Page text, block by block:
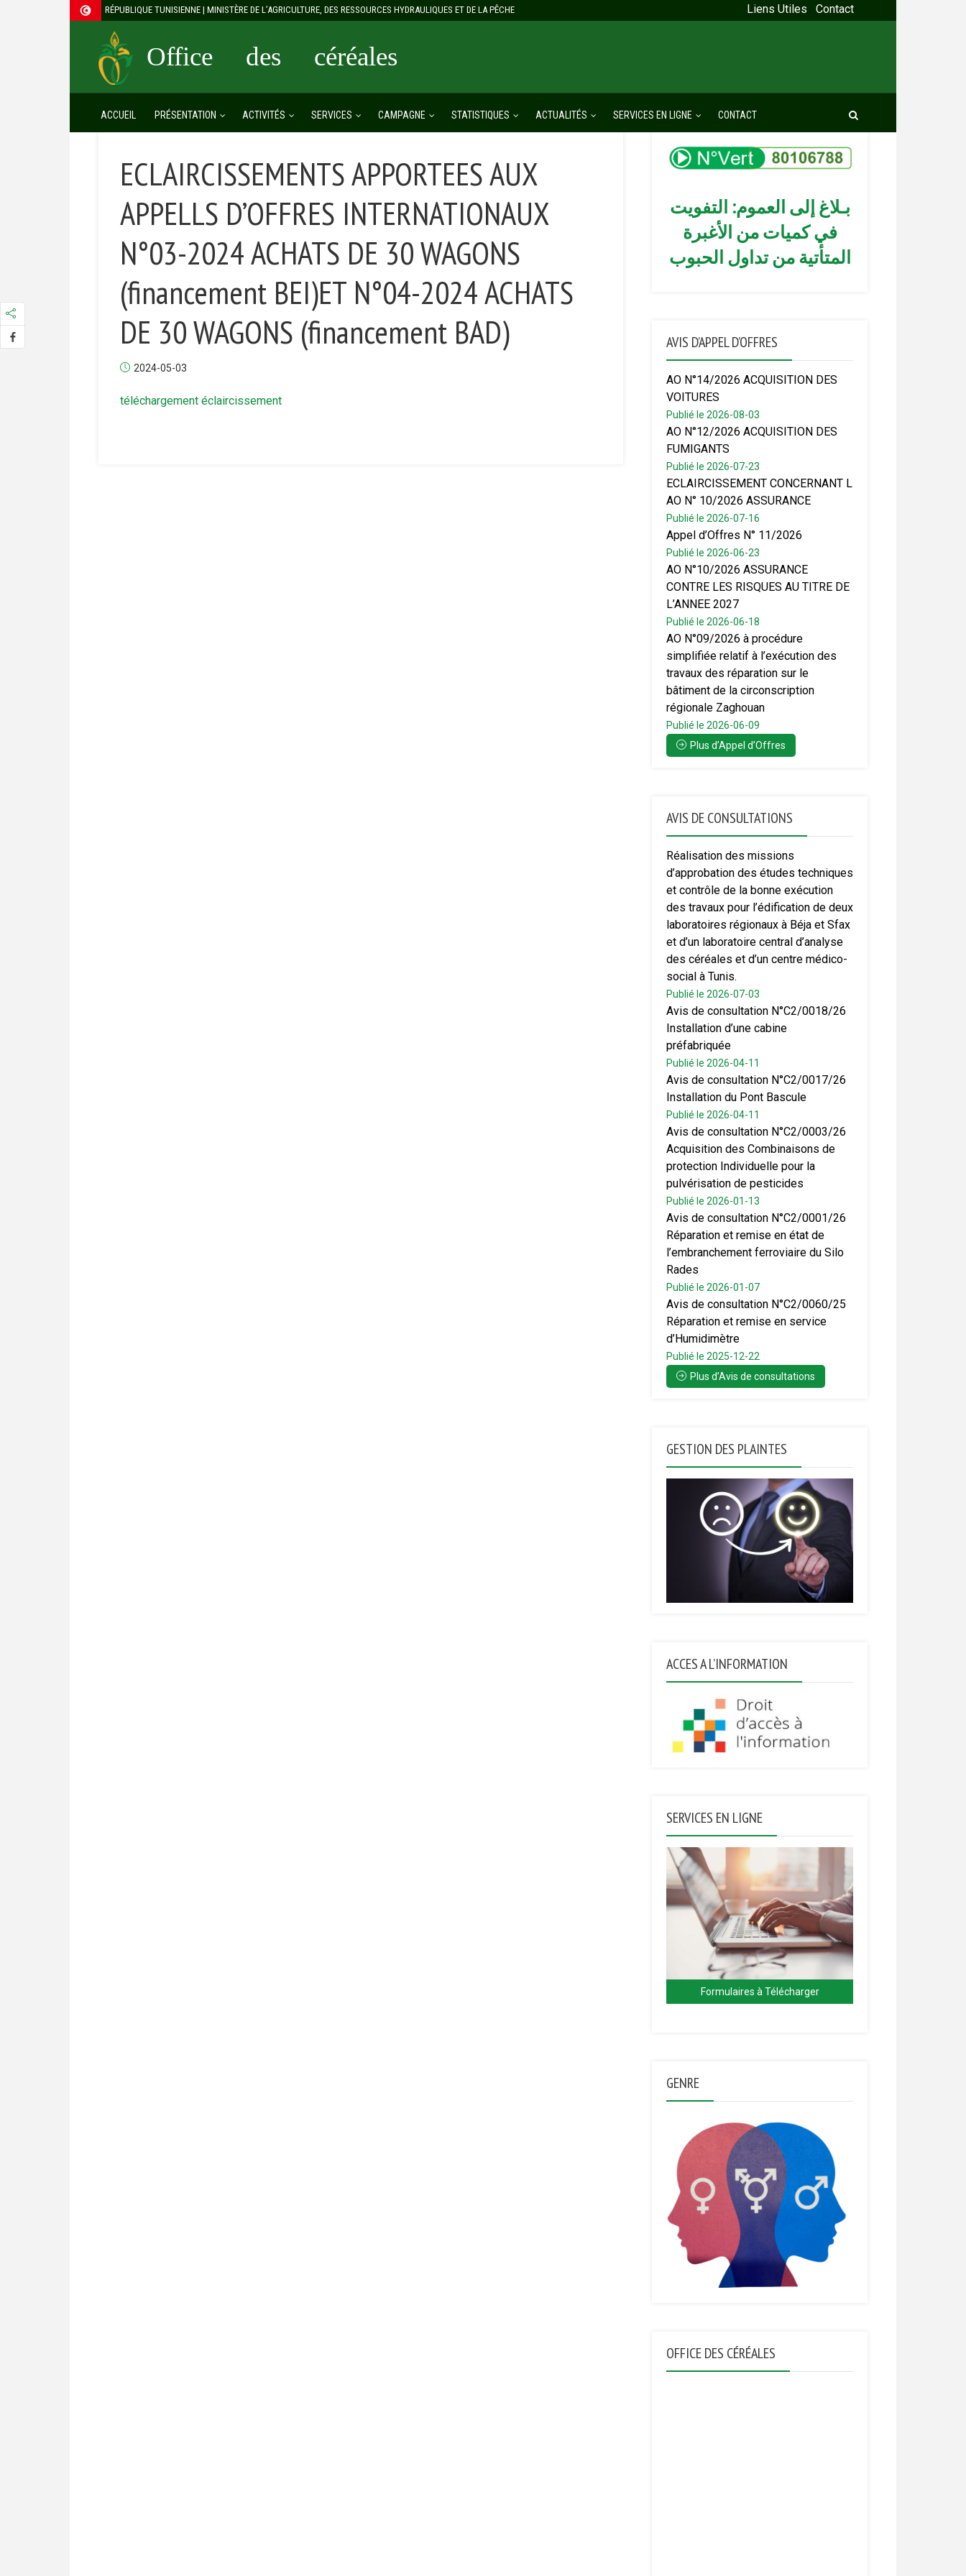
RÉPUBLIQUE TUNISIENNE | MINISTÈRE DE L’AGRICULTURE, DES RESSOURCES HYDRAULIQUES ET DE LA PÊCHE Liens Utiles Contact
Office des céréales
ACCUEIL PRÉSENTATION ACTIVITÉS SERVICES CAMPAGNE STATISTIQUES ACTUALITÉS SERVICES EN LIGNE CONTACT
ECLAIRCISSEMENTS APPORTEES AUX
APPELLS D’OFFRES INTERNATIONAUX
N°03-2024 ACHATS DE 30 WAGONS
(financement BEI)ET N°04-2024 ACHATS
DE 30 WAGONS (financement BAD)
2024-05-03
téléchargement éclaircissement
بـلاغ إلى العموم: التفويت
في كميات من الأغبرة
المتأتية من تداول الحبوب
AVIS D’APPEL D’OFFRES
AO N°14/2026 ACQUISITION DES
VOITURES
Publié le 2026-08-03
AO N°12/2026 ACQUISITION DES
FUMIGANTS
Publié le 2026-07-23
ECLAIRCISSEMENT CONCERNANT L
AO N° 10/2026 ASSURANCE
Publié le 2026-07-16
Appel d’Offres N° 11/2026
Publié le 2026-06-23
AO N°10/2026 ASSURANCE
CONTRE LES RISQUES AU TITRE DE
L’ANNEE 2027
Publié le 2026-06-18
AO N°09/2026 à procédure
simplifiée relatif à l’exécution des
travaux des réparation sur le
bâtiment de la circonscription
régionale Zaghouan
Publié le 2026-06-09
Plus d’Appel d’Offres
AVIS DE CONSULTATIONS
Réalisation des missions
d’approbation des études techniques
et contrôle de la bonne exécution
des travaux pour l’édification de deux
laboratoires régionaux à Béja et Sfax
et d’un laboratoire central d’analyse
des céréales et d’un centre médico-
social à Tunis.
Publié le 2026-07-03
Avis de consultation N°C2/0018/26
Installation d’une cabine
préfabriquée
Publié le 2026-04-11
Avis de consultation N°C2/0017/26
Installation du Pont Bascule
Publié le 2026-04-11
Avis de consultation N°C2/0003/26
Acquisition des Combinaisons de
protection Individuelle pour la
pulvérisation de pesticides
Publié le 2026-01-13
Avis de consultation N°C2/0001/26
Réparation et remise en état de
l’embranchement ferroviaire du Silo
Rades
Publié le 2026-01-07
Avis de consultation N°C2/0060/25
Réparation et remise en service
d’Humidimètre
Publié le 2025-12-22
Plus d’Avis de consultations
GESTION DES PLAINTES
ACCES A L’INFORMATION
SERVICES EN LIGNE
Formulaires à Télécharger
GENRE
OFFICE DES CÉRÉALES